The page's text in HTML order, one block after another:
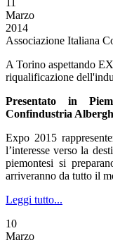
11
Marzo
2014
Associazione Italiana
A Torino aspettando
riqualificazione
Presentato in
Confindustria
Expo 2015
l’interesse verso la
piemontesi si
arriveranno da tutto il
Leggi tutto...
10
Marzo